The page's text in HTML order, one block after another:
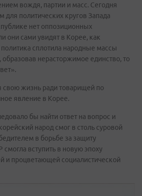
вождя, партии и масс. Сегодня
политических кругов Запада
нет оппозиционных
они сами увидят в Корее, как
сплотила народные массы
образовав нерасторжимое единство, то
свою жизнь ради товарищей по
явление в Корее.
бы найти ответ на вопрос и
народ смог в столь суровой
в борьбе за защиту
вступить в новую эпоху
и процветающей социалистической